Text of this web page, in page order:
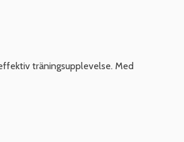
träningsupplevelse. Med